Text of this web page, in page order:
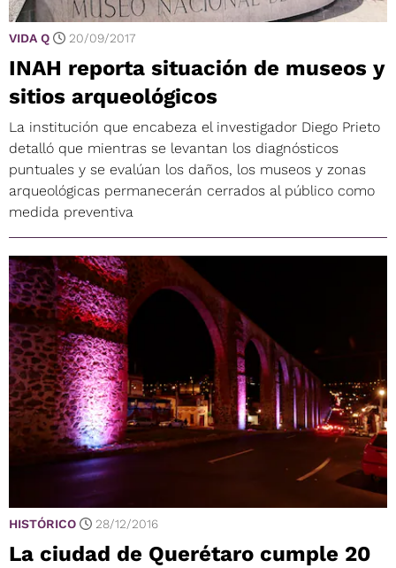
VIDA Q 20/09/2017
INAH reporta situación de museos y
sitios arqueológicos
La institución que encabeza el investigador Diego Prieto
detalló que mientras se levantan los diagnósticos
puntuales y se evalúan los daños, los museos y zonas
arqueológicas permanecerán cerrados al público como
medida preventiva
HISTÓRICO 28/12/2016
La ciudad de Querétaro cumple 20